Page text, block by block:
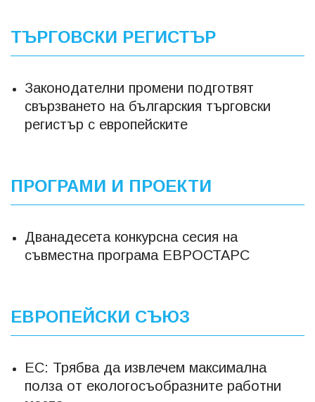
ТЪРГОВСКИ РЕГИСТЪР
Законодателни промени подготвят
свързването на българския търговски
регистър с европейските
ПРОГРАМИ И ПРОЕКТИ
Дванадесета конкурсна сесия на
съвместна програма ЕВРОСТАРС
ЕВРОПЕЙСКИ СЪЮЗ
ЕС: Трябва да извлечем максимална
полза от екологосъобразните работни